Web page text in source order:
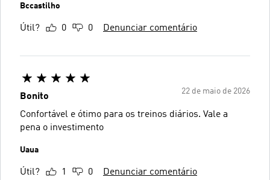
Bccastilho
Útil? 0 0 Denunciar comentário
22 de maio de 2026
Bonito
Confortável e ótimo para os treinos diários. Vale a
pena o investimento
Uaua
Útil? 1 0 Denunciar comentário